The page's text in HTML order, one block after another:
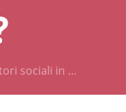
sociali in …